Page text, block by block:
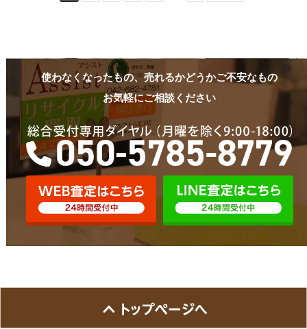
使わなくなったもの、売れるかどうかご不安なもの
お気軽にご相談ください